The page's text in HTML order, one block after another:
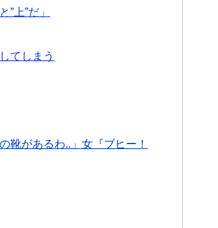
上”だ」
てしまう
靴があるわ..」女『ブヒー！